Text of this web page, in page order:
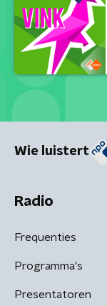
Wie luistert
Radio
Frequenties
Programma's
Presentatoren